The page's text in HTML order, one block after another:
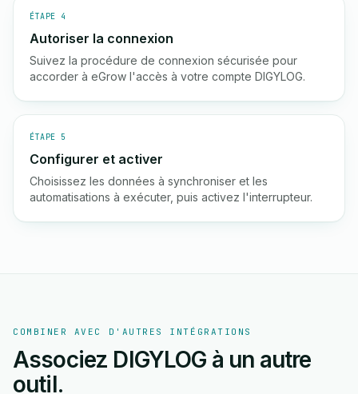
ÉTAPE 4
Autoriser la connexion
Suivez la procédure de connexion sécurisée pour
accorder à eGrow l'accès à votre compte DIGYLOG.
ÉTAPE 5
Configurer et activer
Choisissez les données à synchroniser et les
automatisations à exécuter, puis activez l'interrupteur.
COMBINER AVEC D'AUTRES INTÉGRATIONS
Associez DIGYLOG à un autre
outil.